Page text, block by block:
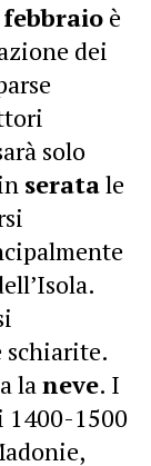
è
dei
solo
seratale
schiarite.
laneve. I
1400-1500